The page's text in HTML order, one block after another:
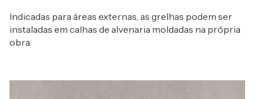
Indicadas para áreas externas, as grelhas podem ser
instaladas em calhas de alvenaria moldadas na própria
obra.